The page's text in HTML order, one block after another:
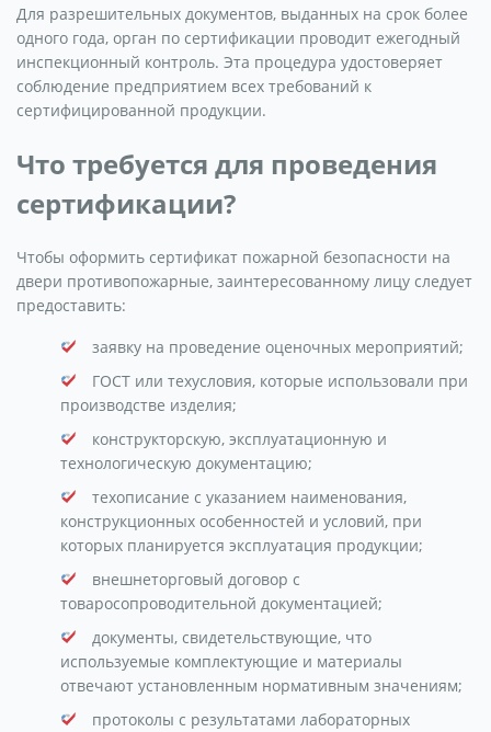
Для разрешительных документов, выданных на срок более
одного года, орган по сертификации проводит ежегодный
инспекционный контроль. Эта процедура удостоверяет
соблюдение предприятием всех требований к
сертифицированной продукции.
Что требуется для проведения
сертификации?
Чтобы оформить сертификат пожарной безопасности на
двери противопожарные, заинтересованному лицу следует
предоставить:
заявку на проведение оценочных мероприятий;
ГОСТ или техусловия, которые использовали при
производстве изделия;
конструкторскую, эксплуатационную и
технологическую документацию;
техописание с указанием наименования,
конструкционных особенностей и условий, при
которых планируется эксплуатация продукции;
внешнеторговый договор с
товаросопроводительной документацией;
документы, свидетельствующие, что
используемые комплектующие и материалы
отвечают установленным нормативным значениям;
протоколы с результатами лабораторных